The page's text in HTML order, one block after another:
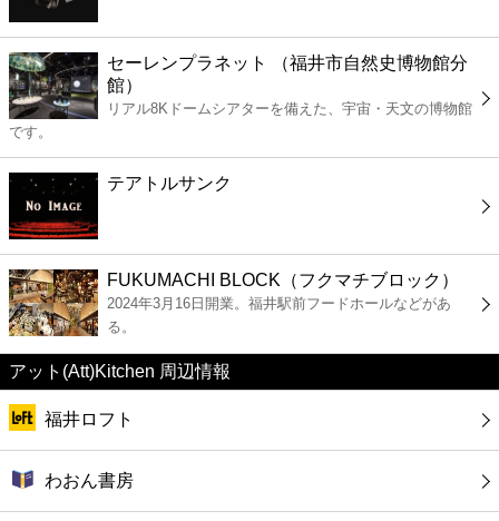
レジャー
書店
ファミレス
ファーストフード
カフェ
銀行
公共
セーレンプラネット （福井市自然史博物館分
館）
リアル8Kドームシアターを備えた、宇宙・天文の博物館
です。
テアトルサンク
FUKUMACHI BLOCK（フクマチブロック）
2024年3月16日開業。福井駅前フードホールなどがあ
る。
アット(Att)Kitchen 周辺情報
福井ロフト
わおん書房